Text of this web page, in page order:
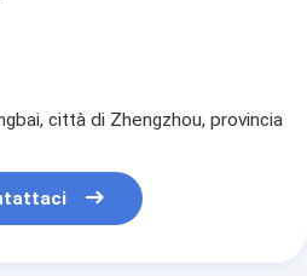
città di Zhengzhou, provincia